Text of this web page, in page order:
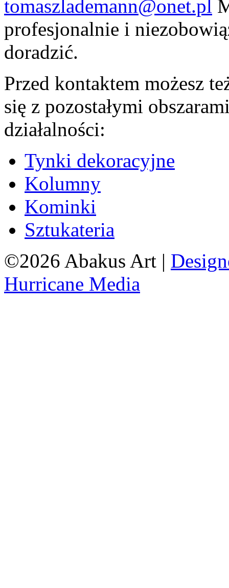
tomaszlademann@onet.pl
profesjonalnie i
doradzić.
Przed kontaktem możesz
się z pozostałymi
działalności:
Tynki dekoracyjne
Kolumny
Kominki
Sztukateria
©2026 Abakus Art |
Hurricane Media